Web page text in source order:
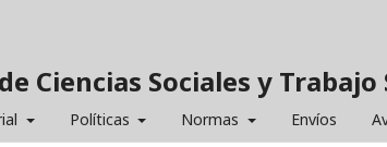
Ciencias Sociales y Trabajo
Políticas Normas Envíos